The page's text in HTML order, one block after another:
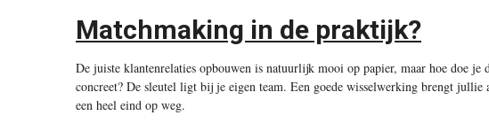
Matchmaking in de praktijk?
De juiste klantenrelaties opbouwen is natuurlijk mooi op papier, maar hoe doe je
concreet? De sleutel ligt bij je eigen team. Een goede wisselwerking brengt jullie
een heel eind op weg.